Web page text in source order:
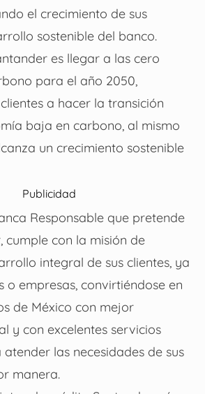
el crecimiento de sus
sostenible del banco.
es llegar a las cero
para el año 2050,
a hacer la transición
baja en carbono, al mismo
un crecimiento sostenible
Publicidad
Responsable que pretende
cumple con la misión de
integral de sus clientes, ya
o empresas, convirtiéndose en
de México con mejor
y con excelentes servicios
las necesidades de sus
manera.